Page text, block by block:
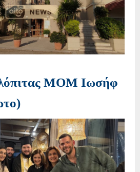
ΜΟΜ Ιωσήφ